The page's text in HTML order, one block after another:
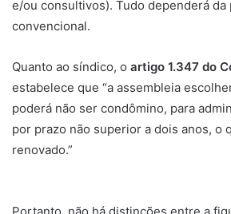
m
l
e/ou consultivos). Tudo dependerá da
convencional.
Quanto ao síndico, o artigo 1.347 do
estabelece que “a assembleia
poderá não ser condômino, para
por prazo não superior a dois anos, o
renovado.”